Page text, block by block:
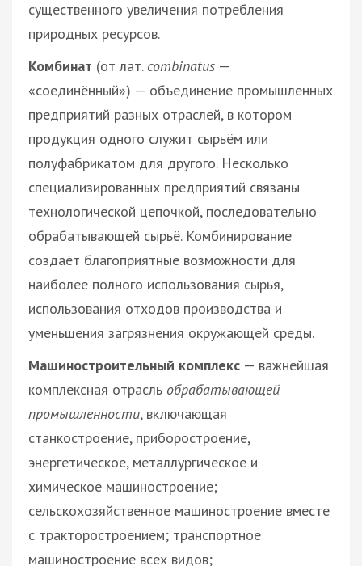
существенного увеличения потребления
природных ресурсов.
Комбинат (от лат. combinatus —
«соединённый») — объединение промышленных
предприятий разных отраслей, в котором
продукция одного служит сырьём или
полуфабрикатом для другого. Несколько
специализированных предприятий связаны
технологической цепочкой, последовательно
обрабатывающей сырьё. Комбинирование
создаёт благоприятные возможности для
наиболее полного использования сырья,
использования отходов производства и
уменьшения загрязнения окружающей среды.
Машиностроительный комплекс — важнейшая
комплексная отрасль обрабатывающей
промышленности, включающая
станкостроение, приборостроение,
энергетическое, металлургическое и
химическое машиностроение;
сельскохозяйственное машиностроение вместе
с тракторостроением; транспортное
машиностроение всех видов;